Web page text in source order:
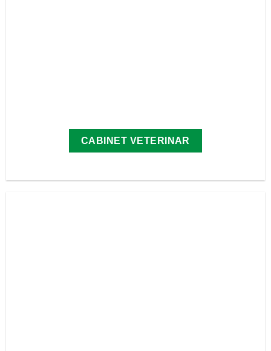
CABINET VETERINAR